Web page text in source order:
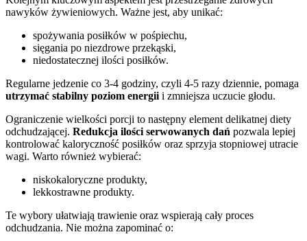
nawyków żywieniowych. Ważne jest, aby unikać:
spożywania posiłków w pośpiechu,
sięgania po niezdrowe przekąski,
niedostatecznej ilości posiłków.
Regularne jedzenie co 3-4 godziny, czyli 4-5 razy dziennie, pomaga
utrzymać stabilny poziom energii i zmniejsza uczucie głodu.
Ograniczenie wielkości porcji to następny element delikatnej diety
odchudzającej. Redukcja ilości serwowanych dań pozwala lepiej
kontrolować kaloryczność posiłków oraz sprzyja stopniowej utracie
wagi. Warto również wybierać:
niskokaloryczne produkty,
lekkostrawne produkty.
Te wybory ułatwiają trawienie oraz wspierają cały proces
odchudzania. Nie można zapominać o: